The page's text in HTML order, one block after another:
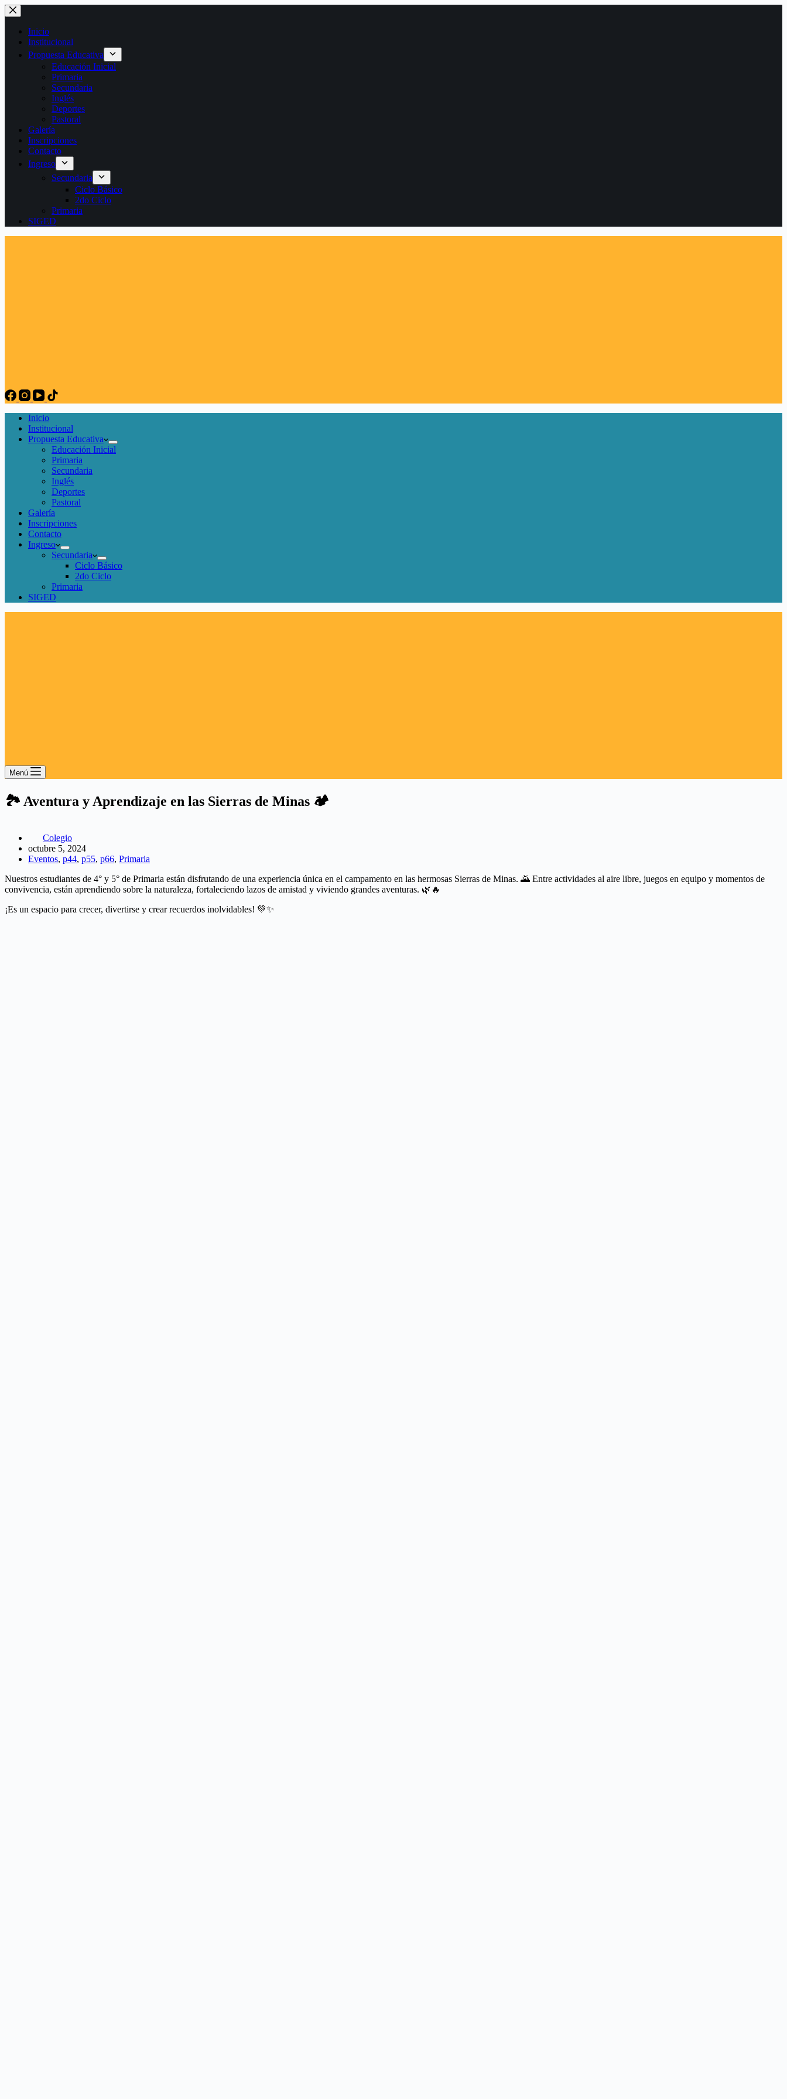
Saltar
al
contenido
Inicio
Institucional
Propuesta Educativa
Educación Inicial
Primaria
Secundaria
Inglés
Deportes
Pastoral
Galería
Inscripciones
Contacto
Ingreso
Secundaria
Ciclo Básico
2do Ciclo
Primaria
SIGED
Inicio
Institucional
Propuesta Educativa
Educación Inicial
Primaria
Secundaria
Inglés
Deportes
Pastoral
Galería
Inscripciones
Contacto
Ingreso
Secundaria
Ciclo Básico
2do Ciclo
Primaria
SIGED
Menú
🏞️ Aventura y Aprendizaje en las Sierras de Minas 🏕️
Colegio
octubre 5, 2024
Eventos, p44, p55, p66, Primaria
Nuestros estudiantes de 4° y 5° de Primaria están disfrutando de una experiencia única en el campamento en las hermosas Sierras de Minas. 🌄 Entre actividades al aire libre, juegos en equipo y momentos de
convivencia, están aprendiendo sobre la naturaleza, fortaleciendo lazos de amistad y viviendo grandes aventuras. 🌿🔥
¡Es un espacio para crecer, divertirse y crear recuerdos inolvidables! 💚✨